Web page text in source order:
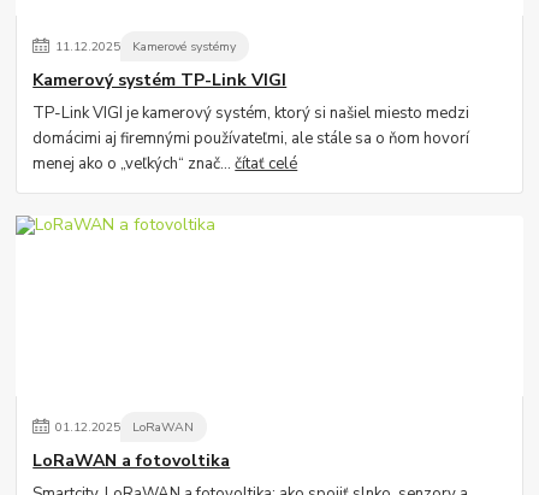
11.12.2025 Kamerové systémy
Kamerový systém TP-Link VIGI
TP-Link VIGI je kamerový systém, ktorý si našiel miesto medzi
domácimi aj firemnými používateľmi, ale stále sa o ňom hovorí
menej ako o „veľkých“ znač...čítať celé
01.12.2025 LoRaWAN
LoRaWAN a fotovoltika